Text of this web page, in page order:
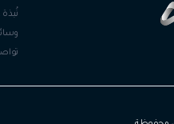
نُبذة